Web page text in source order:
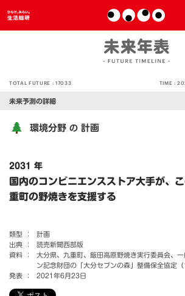
TOTAL FUTURE :17033 TIME :
未来予測の詳細
環境分野 の 計画
2031 年
国内のコンビニエンスストア大手が、
重町の野焼きを支援する
類型 ：
計画
出典 ：
読売新聞西部版
資料 ：
大分県、九重町、飯田高原野焼き実行委員会、
ン記念財団の「大分セブンの森」整備保全協定（
発表 ：
2021年6月23日